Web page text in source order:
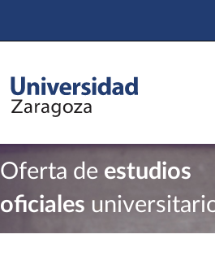
Oferta de estudios
oficiales